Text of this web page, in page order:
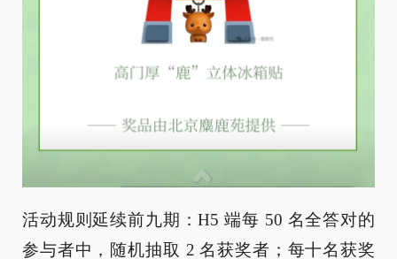
活动规则延续前九期：H5 端每 50 名全答对的
参与者中，随机抽取 2 名获奖者；每十名获奖